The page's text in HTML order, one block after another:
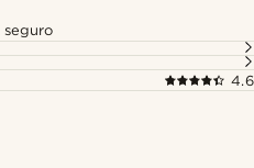
seguro
4.6